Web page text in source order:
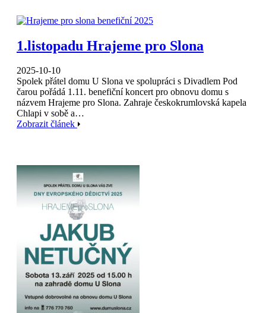
1.listopadu Hrajeme pro Slona
2025-10-10
Spolek přátel domu U Slona ve spolupráci s Divadlem Pod
čarou pořádá 1.11. benefiční koncert pro obnovu domu s
názvem Hrajeme pro Slona. Zahraje českokrumlovská kapela
Chlapi v sobě a…
Zobrazit článek